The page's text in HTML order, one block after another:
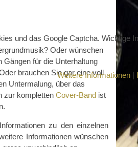
Oder wünschen
Gängen für die Unterhaltung
brauchen Sie gar eine voll
Untermalung, über das
zur kompletten Cover-Band ist
zu den einzelnen
Informationen wünschen
und das Google Captcha.
Weitere Informationen |